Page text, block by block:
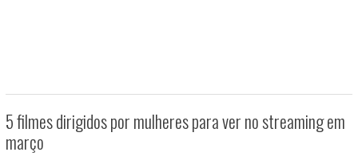
5 filmes dirigidos por mulheres para ver no streaming em
março